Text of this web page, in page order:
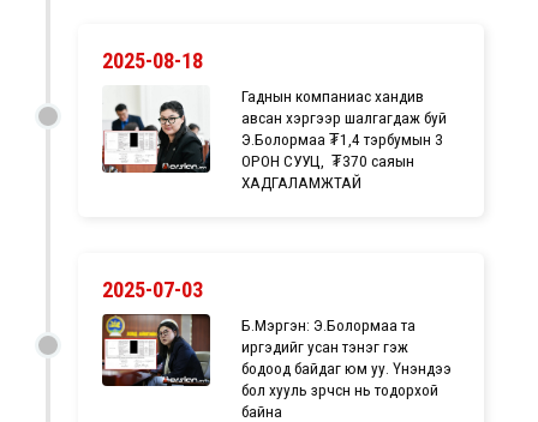
2025-08-18
Гаднын компаниас хандив
авсан хэргээр шалгагдаж буй
Э.Болормаа ₮1,4 тэрбумын 3
ОРОН СУУЦ, ₮370 саяын
ХАДГАЛАМЖТАЙ
2025-07-03
Б.Мэргэн: Э.Болормаа та
иргэдийг усан тэнэг гэж
бодоод байдаг юм уу. Үнэндээ
бол хууль зөрчсөн нь тодорхой
байна